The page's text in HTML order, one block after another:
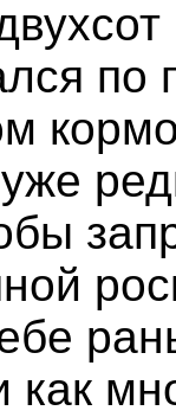
по
как